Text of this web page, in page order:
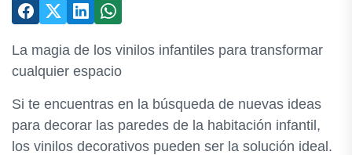
La magia de los vinilos infantiles para transformar
cualquier espacio
Si te encuentras en la búsqueda de nuevas ideas
para decorar las paredes de la habitación infantil,
los vinilos decorativos pueden ser la solución ideal.